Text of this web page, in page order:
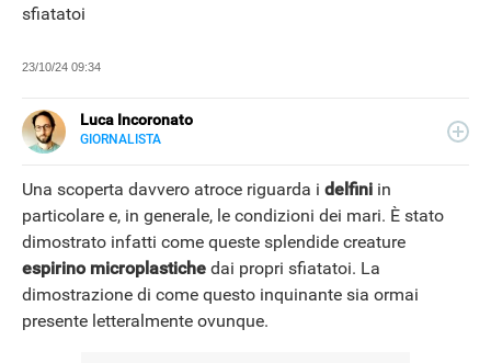
NEWS
sfiatatoi
23/10/24 09:34
Luca Incoronato
GIORNALISTA
LINKEDIN
accumulato esperienze in TV, redazioni giornalistiche
fisiche e online, così come in TV, come autore, giornalista
e copywriter. Per Libero Tecnologia scrivo nella sezione
Scienza.
Una scoperta davvero atroce riguarda i delfini in
particolare e, in generale, le condizioni dei mari. È stato
dimostrato infatti come queste splendide creature
espirino microplastiche dai propri sfiatatoi. La
dimostrazione di come questo inquinante sia ormai
presente letteralmente ovunque.